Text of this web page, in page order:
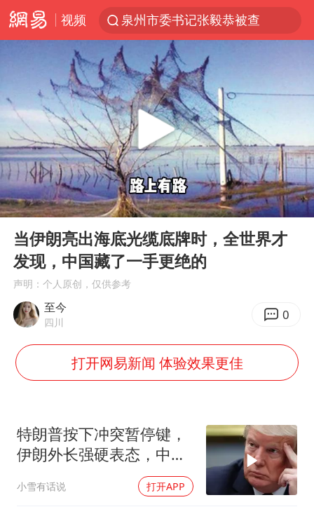
视频
泉州市委书记张毅恭被查
东航：国内客票提前14天免费退改
台风白海豚中心风力增强
向鹏0-3不敌张本智和
百花奖开幕式
四川宜宾高县4.9级地震致1死
广东雷州通报特教老师招聘违规事件
“新疆阿勒泰八月能滑雪”不实
刘国正说向鹏打得很窝囊
我国外贸延续良好增长态势
陈幸同晋级WTT横滨冠军赛8强
国防部：中国军队坚决反制任何闹海挑衅图谋
两名乘客在飞机上因调节座椅起冲突
女儿为争财产堵门阻挠父亲出殡
今日立秋你咬秋了吗
Play
00:00 08:12
当伊朗亮出海底光缆底牌时，全世界才
发现，中国藏了一手更绝的
声明：个人原创，仅供参考
至今
四川 0
打开网易新闻 体验效果更佳
特朗普按下冲突暂停键，
伊朗外长强硬表态，中东
局势为何骤然生变？
小雪有话说 打开APP